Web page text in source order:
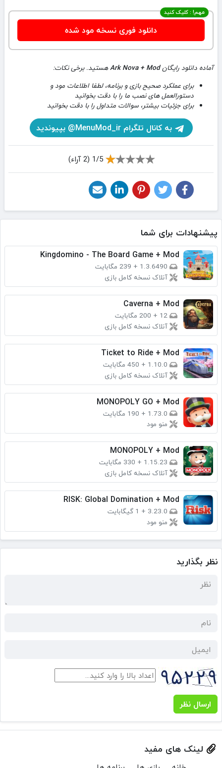
مهم! : کلیک کنید
دانلود فوری نسخه مود شده
آماده دانلود رایگانArk Nova + Modهستید. برخی نکات:
برای عملکرد صحیح بازی و برنامه، لطفا اطلاعات مود و
دستورالعمل های نصب ما را با دقت بخوانید
برای جزئیات بیشتر، سوالات متداول را با دقت بخوانید
به کانال تلگرام MenuMod_ir@ بپیوندید
1/5 (2 آراء)
پیشنهادات برای شما
Kingdomino - The Board Game + Mod
1.3.6490
+ 239 مگابایت
آنلاک نسخه کامل بازی
Caverna + Mod
12
+ 200 مگابایت
آنلاک نسخه کامل بازی
Ticket to Ride + Mod
1.10.0
+ 450 مگابایت
آنلاک نسخه کامل بازی
MONOPOLY GO + Mod
1.73.0
+ 190 مگابایت
منو مود
MONOPOLY + Mod
1.15.23
+ 330 مگابایت
آنلاک نسخه کامل بازی
RISK: Global Domination + Mod
3.23.0
+ 1 گیگابایت
منو مود
نظر بگذارید
ارسال نظر
لینک های مفید